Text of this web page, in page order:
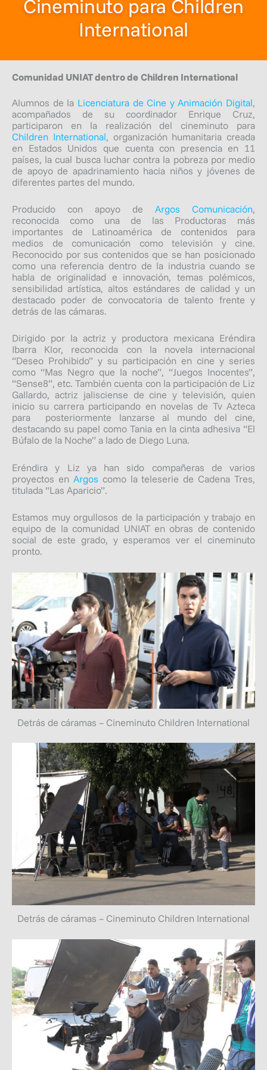
Cineminuto para Children
International
Comunidad UNIAT dentro de Children International
Alumnos de la Licenciatura de Cine y Animación Digital,
acompañados de su coordinador Enrique Cruz,
participaron en la realización del cineminuto para
Children International, organización humanitaria creada
en Estados Unidos que cuenta con presencia en 11
países, la cual busca luchar contra la pobreza por medio
de apoyo de apadrinamiento hacia niños y jóvenes de
diferentes partes del mundo.
Producido con apoyo de Argos Comunicación,
reconocida como una de las Productoras más
importantes de Latinoamérica de contenidos para
medios de comunicación como televisión y cine.
Reconocido por sus contenidos que se han posicionado
como una referencia dentro de la industria cuando se
habla de originalidad e innovación, temas polémicos,
sensibilidad artística, altos estándares de calidad y un
destacado poder de convocatoria de talento frente y
detrás de las cámaras.
Dirigido por la actriz y productora mexicana Eréndira
Ibarra Klor, reconocida con la novela internacional
“Deseo Prohibido” y su participación en cine y series
como “Mas Negro que la noche”, “Juegos Inocentes”,
“Sense8”, etc. También cuenta con la participación de Liz
Gallardo, actriz jalisciense de cine y televisión, quien
inicio su carrera participando en novelas de Tv Azteca
para posteriormente lanzarse al mundo del cine,
destacando su papel como Tania en la cinta adhesiva “El
Búfalo de la Noche” a lado de Diego Luna.
Eréndira y Liz ya han sido compañeras de varios
proyectos en Argos como la teleserie de Cadena Tres,
titulada “Las Aparicio”.
Estamos muy orgullosos de la participación y trabajo en
equipo de la comunidad UNIAT en obras de contenido
social de este grado, y esperamos ver el cineminuto
pronto.
Detrás de cáramas – Cineminuto Children International
Detrás de cáramas – Cineminuto Children International